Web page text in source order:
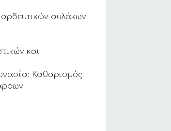
αυλάκων
και
Καθαρισμός